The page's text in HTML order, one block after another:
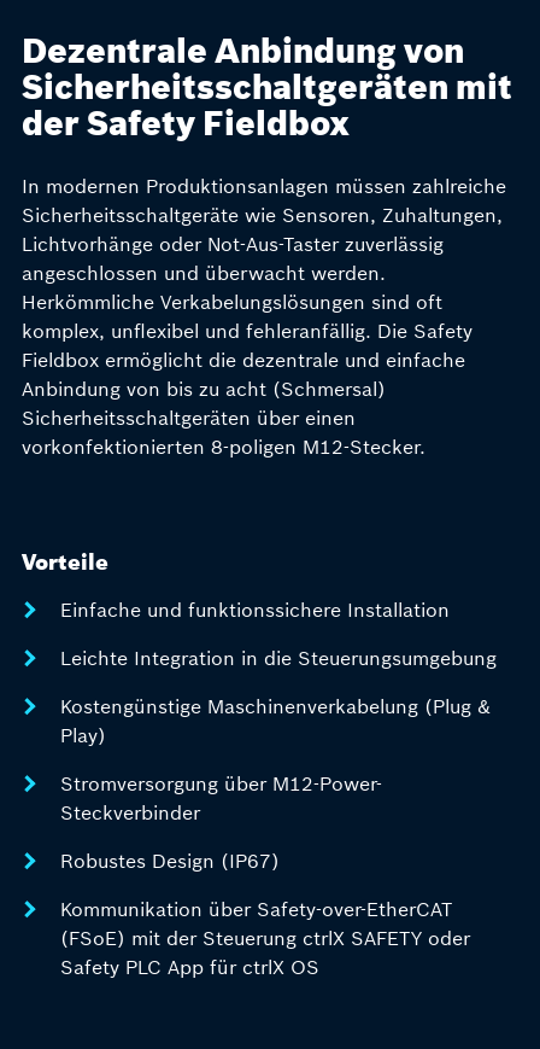
Dezentrale Anbindung von
Sicherheitsschaltgeräten mit
der Safety Fieldbox
In modernen Produktionsanlagen müssen zahlreiche
Sicherheitsschaltgeräte wie Sensoren, Zuhaltungen,
Lichtvorhänge oder Not-Aus-Taster zuverlässig
angeschlossen und überwacht werden.
Herkömmliche Verkabelungslösungen sind oft
komplex, unflexibel und fehleranfällig. Die Safety
Fieldbox ermöglicht die dezentrale und einfache
Anbindung von bis zu acht (Schmersal)
Sicherheitsschaltgeräten über einen
vorkonfektionierten 8-poligen M12-Stecker.
Vorteile
Einfache und funktionssichere Installation
Leichte Integration in die Steuerungsumgebung
Kostengünstige Maschinenverkabelung (Plug &
Play)
Stromversorgung über M12-Power-
Steckverbinder
Robustes Design (IP67)
Kommunikation über Safety-over-EtherCAT
(FSoE) mit der Steuerung ctrlX SAFETY oder
Safety PLC App für ctrlX OS